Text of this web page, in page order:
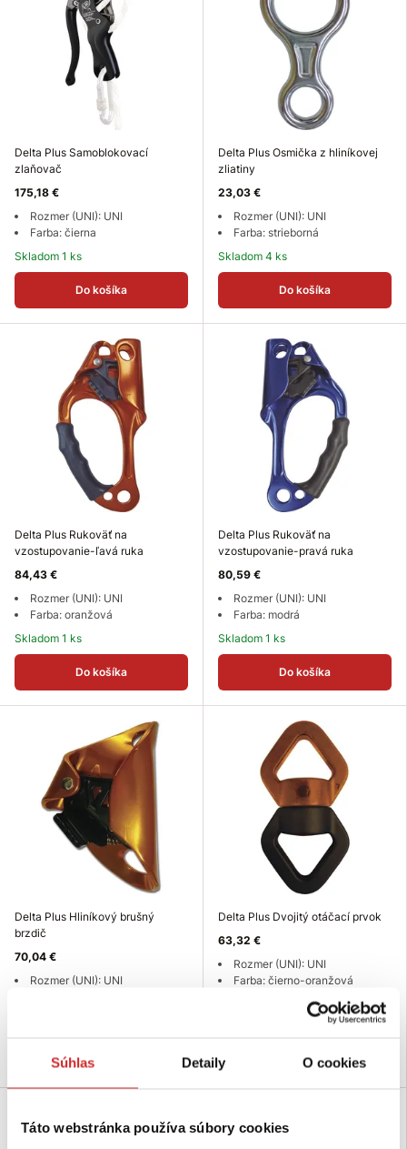
Súhlas Detaily O cookies
Táto webstránka používa súbory cookies
Delta Plus Samoblokovací
zlaňovač
175,18 €
Rozmer (UNI): UNI
Farba: čierna
Skladom 1 ks
Do košíka
Delta Plus Osmička z hliníkovej
zliatiny
23,03 €
Rozmer (UNI): UNI
Farba: strieborná
Skladom 4 ks
Do košíka
Delta Plus Rukoväť na
vzostupovanie-ľavá ruka
84,43 €
Rozmer (UNI): UNI
Farba: oranžová
Skladom 1 ks
Do košíka
Delta Plus Rukoväť na
vzostupovanie-pravá ruka
80,59 €
Rozmer (UNI): UNI
Farba: modrá
Skladom 1 ks
Do košíka
Delta Plus Hliníkový brušný
brzdič
70,04 €
Rozmer (UNI): UNI
Do košíka
Delta Plus Dvojitý otáčací prvok
63,32 €
Rozmer (UNI): UNI
Farba: čierno-oranžová
Do košíka